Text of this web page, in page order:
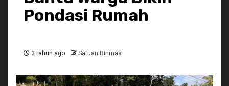
Pondasi Rumah
3 tahun ago Satuan Binmas